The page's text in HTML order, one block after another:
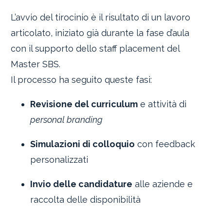
L’avvio del tirocinio è il risultato di un lavoro
articolato, iniziato già durante la fase d’aula
con il supporto dello staff placement del
Master SBS.
Il processo ha seguito queste fasi:
Revisione del curriculum e attività di
personal branding
Simulazioni di colloquio con feedback
personalizzati
Invio delle candidature alle aziende e
raccolta delle disponibilità